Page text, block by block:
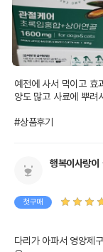
예전에 사서 먹이고 효
양도 많고 사료에 뿌려
#상품후기
행복이사랑이
첫구매
다리가 아파서 영양제